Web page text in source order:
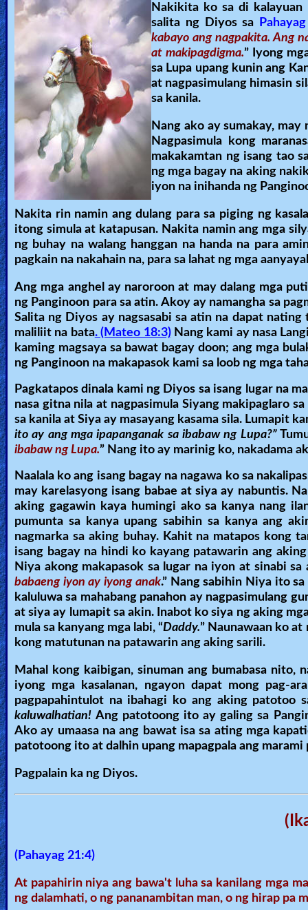
Nakikita ko sa di kalayuan
salita ng Diyos sa
kabayo ang nagpakita. Ang
at makipagdigma.” Iyong
sa Lupa upang kunin ang
at nagpasimulang himasin
sa kanila.
Nang ako ay sumakay, may
Nagpasimula kong
makakamtan ng isang tao
ng mga bagay na aking
iyon na inihanda ng
Nakita rin namin ang dulang para sa piging ng
itong simula at katapusan. Nakita namin ang mga
ng buhay na walang hanggan na handa na para
pagkain na nakahain na, para sa lahat ng mga
Ang mga anghel ay naroroon at may dalang mga
ng Panginoon para sa atin. Akoy ay namangha sa
Salita ng Diyos ay nagsasabi sa atin na dapat
maliliit na bata. (Mateo 18:3)Nang kami ay nasa
kaming magsaya sa bawat bagay doon; ang mga
ng Panginoon na makapasok kami sa loob ng mga
Pagkatapos dinala kami ng Diyos sa isang lugar na
nasa gitna nila at nagpasimula Siyang makipaglaro
sa kanila at Siya ay masayang kasama sila. Lumapit
ito ay ang mga ipapanganak sa ibabaw ng Lupa?”
ibabaw ng Lupa.” Nang ito ay marinig ko, nakadama
Naalala ko ang isang bagay na nagawa ko sa
may karelasyong isang babae at siya ay nabuntis.
aking gagawin kaya humingi ako sa kanya nang
pumunta sa kanya upang sabihin sa kanya ang
nagmarka sa aking buhay. Kahit na matapos kong
isang bagay na hindi ko kayang patawarin ang
Niya akong makapasok sa lugar na iyon at sinabi sa
babaeng iyon ay iyong anak.” Nang sabihin Niya ito
kaluluwa sa mahabang panahon ay nagpasimulang
at siya ay lumapit sa akin. Inabot ko siya ng aking
mula sa kanyang mga labi, “Daddy.” Naunawaan ko
kong matutunan na patawarin ang aking sarili.
Mahal kong kaibigan, sinuman ang bumabasa nito,
iyong mga kasalanan, ngayon dapat mong pag-
pagpapahintulot na ibahagi ko ang aking patotoo
kaluwalhatian!Ang patotoong ito ay galing sa
Ako ay umaasa na ang bawat isa sa ating mga
patotoong ito at dalhin upang mapagpala ang marami
Pagpalain ka ng Diyos.
(Pahayag 21:4)
At papahirin niya ang bawa't luha sa kanilang mga
ng dalamhati, o ng pananambitan man, o ng hirap pa